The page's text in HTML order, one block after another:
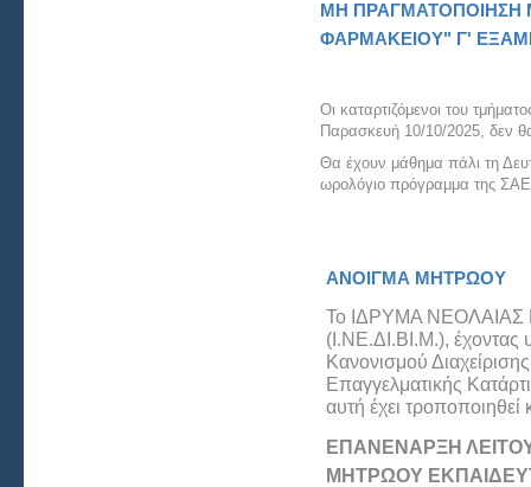
ΜΗ
ΦΑΡΜΑΚΕΙΟΥ" Γ'
Οι καταρτιζόμενοι του
Παρασκευή 10/10/2025, δεν
Θα έχουν μάθημα πάλι τη
ωρολόγιο πρόγραμμα της
ΑΝΟΙΓΜΑ ΜΗΤΡΩΟΥ
Το IΔΡΥΜΑ ΝΕΟΛΑΙΑΣ
(Ι.ΝΕ.ΔΙ.ΒΙ.Μ.),
Κανονισμού
Επαγγελματικής
αυτή έχει τροποποιηθεί
ΕΠΑΝΈΝΑΡΞΗ
ΜΗΤΡΏΟΥ